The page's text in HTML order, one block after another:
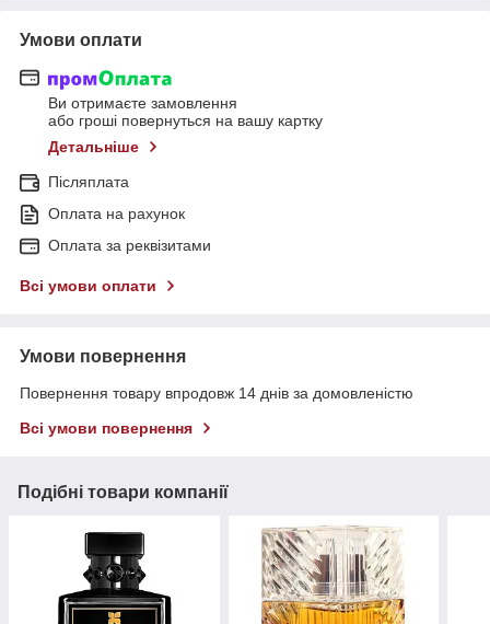
Умови оплати
Ви отримаєте замовлення
або гроші повернуться на вашу картку
Детальніше
Післяплата
Оплата на рахунок
Оплата за реквізитами
Всі умови оплати
Умови повернення
Повернення товару впродовж 14 днів за домовленістю
Всі умови повернення
Подібні товари компанії